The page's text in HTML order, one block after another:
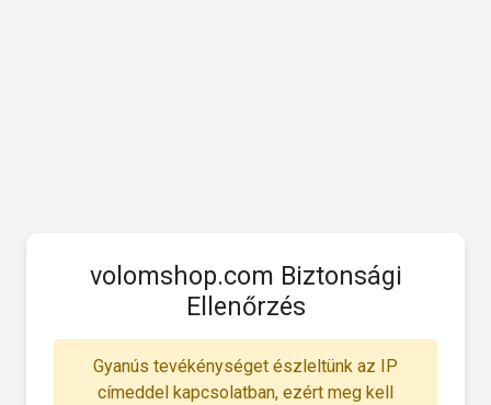
volomshop.com Biztonsági
Ellenőrzés
Gyanús tevékénységet észleltünk az IP
címeddel kapcsolatban, ezért meg kell